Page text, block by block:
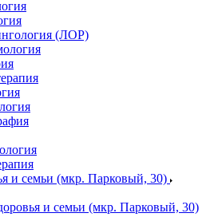
(ЛОР)
и семьи (мкр. Парковый, 30)
и семьи (мкр. Парковый, 30)